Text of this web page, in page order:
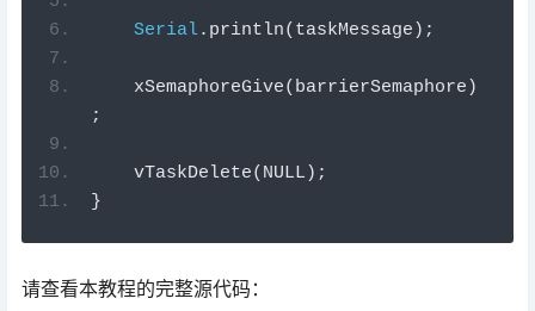
Serial. println( taskMessage );
xSemaphoreGive( barrierSemaphore )
;
vTaskDelete( NULL );
}
请查看本教程的完整源代码：